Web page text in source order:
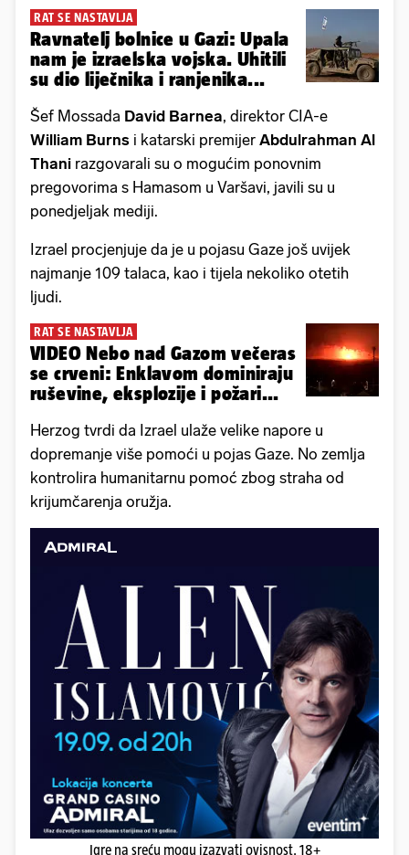
RAT SE NASTAVLJA
Ravnatelj bolnice u Gazi: Upala
nam je izraelska vojska. Uhitili
su dio liječnika i ranjenika...
Šef Mossada David Barnea, direktor CIA-e
William Burns i katarski premijer Abdulrahman Al
Thani razgovarali su o mogućim ponovnim
pregovorima s Hamasom u Varšavi, javili su u
ponedjeljak mediji.
Izrael procjenjuje da je u pojasu Gaze još uvijek
najmanje 109 talaca, kao i tijela nekoliko otetih
ljudi.
RAT SE NASTAVLJA
VIDEO Nebo nad Gazom večeras
se crveni: Enklavom dominiraju
ruševine, eksplozije i požari...
Herzog tvrdi da Izrael ulaže velike napore u
dopremanje više pomoći u pojas Gaze. No zemlja
kontrolira humanitarnu pomoć zbog straha od
krijumčarenja oružja.
Igre na sreću mogu izazvati ovisnost. 18+